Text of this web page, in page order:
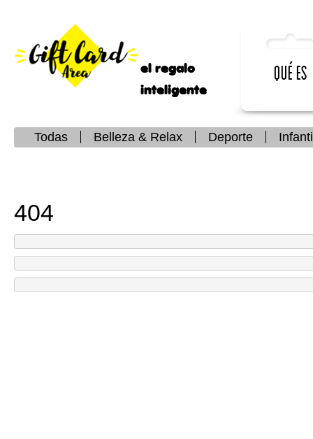
el regalo
inteligente
Qué es
Todas Belleza & Relax Deporte
404